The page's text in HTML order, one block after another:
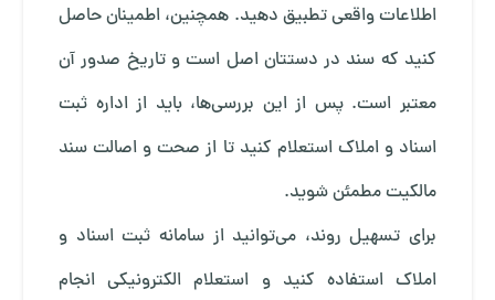
اطلاعات واقعی تطبیق دهید. همچنین، اطمینان حاصل
کنید که سند در دستتان اصل است و تاریخ صدور آن
معتبر است. پس از این بررسی‌ها، باید از اداره ثبت
اسناد و املاک استعلام کنید تا از صحت و اصالت سند
مالکیت مطمئن شوید.
برای تسهیل روند، می‌توانید از سامانه ثبت اسناد و
املاک استفاده کنید و استعلام الکترونیکی انجام